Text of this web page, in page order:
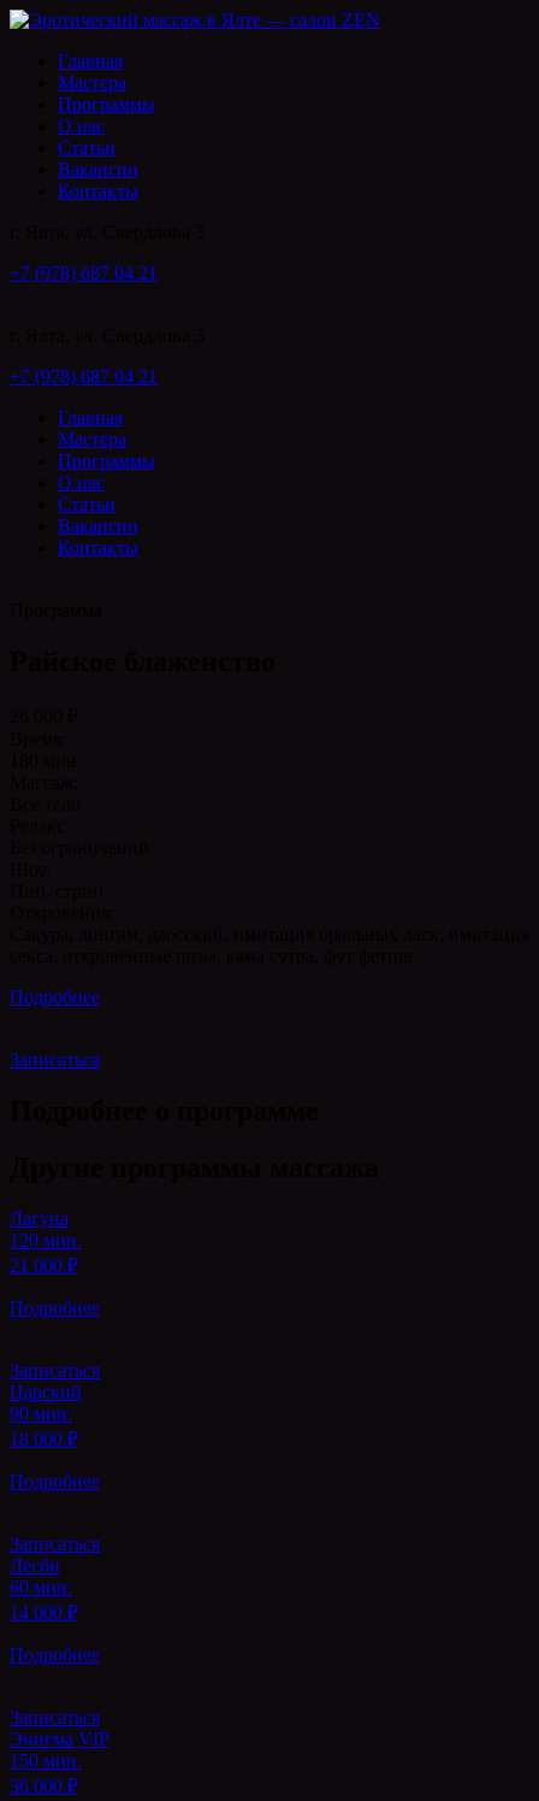
Главная
Мастера
Программы
О нас
Статьи
Вакансии
Контакты
+7 (978) 687 04 21
+7 (978) 687 04 21
Главная
Мастера
Программы
О нас
Статьи
Вакансии
Контакты
Подробнее
Записаться
Лагуна
120 мин.
21 000 ₽
Подробнее
Записаться
Царский
90 мин.
18 000 ₽
Подробнее
Записаться
Лесби
60 мин.
14 000 ₽
Подробнее
Записаться
Энигма VIP
150 мин.
36 000 ₽